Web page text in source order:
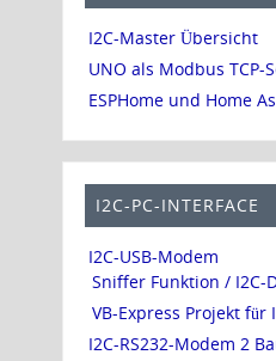
I2C-Master Übersicht
UNO als Modbus TCP-
ESPHome und Home
I2C-PC-INTERFACE
I2C-USB-Modem
Sniffer Funktion / I2C-
VB-Express Projekt für
I2C-RS232-Modem 2